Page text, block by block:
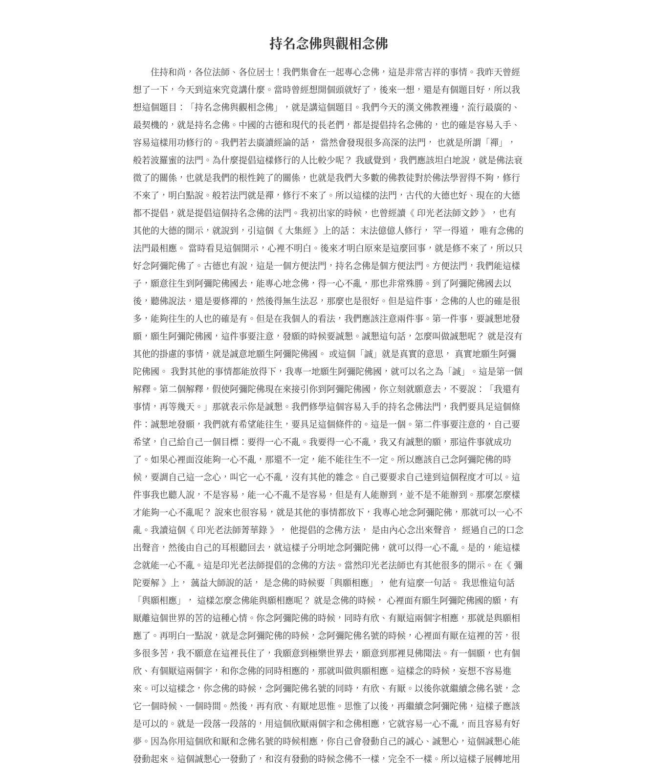
持名念佛與觀相念佛
住持和尚，各位法師、各位居士！我們集會在一起專心念佛，這是非常吉祥的事情。我昨天曾經
想了一下，今天到這來究竟講什麼。當時曾經想開個頭就好了，後來一想，還是有個題目好，所以我
想這個題目：「持名念佛與觀相念佛」，就是講這個題目。我們今天的漢文佛教裡邊，流行最廣的、
最契機的，就是持名念佛。中國的古德和現代的長老們，都是提倡持名念佛的，也的確是容易入手、
容易這樣用功修行的。我們若去廣讀經論的話， 當然會發現很多高深的法門， 也就是所謂「禪」，
般若波羅蜜的法門。為什麼提倡這樣修行的人比較少呢？ 我感覺到，我們應該坦白地說，就是佛法衰
微了的關係，也就是我們的根性鈍了的關係，也就是我們大多數的佛教徒對於佛法學習得不夠，修行
不來了，明白點說。般若法門就是禪，修行不來了。所以這樣的法門，古代的大德也好、現在的大德
都不提倡，就是提倡這個持名念佛的法門。我初出家的時候，也曾經讀《 印光老法師文鈔 》，也有
其他的大德的開示，就說到，引這個《 大集經 》上的話： 末法億億人修行， 罕一得道， 唯有念佛的
法門最相應。 當時看見這個開示，心裡不明白。後來才明白原來是這麼回事，就是修不來了，所以只
好念阿彌陀佛了。古德也有說，這是一個方便法門，持名念佛是個方便法門。方便法門，我們能這樣
子，願意往生到阿彌陀佛國去，能專心地念佛，得一心不亂，那也非常殊勝。到了阿彌陀佛國去以
後，聽佛說法，還是要修禪的，然後得無生法忍，那麼也是很好。但是這件事，念佛的人也的確是很
多，能夠往生的人也的確是有。但是在我個人的看法，我們應該注意兩件事。第一件事，要誠懇地發
願，願生阿彌陀佛國，這件事要注意，發願的時候要誠懇。誠懇這句話，怎麼叫做誠懇呢？ 就是沒有
其他的掛慮的事情，就是誠意地願生阿彌陀佛國。 或這個「誠」就是真實的意思， 真實地願生阿彌
陀佛國。 我對其他的事情都能放得下，我專一地願生阿彌陀佛國，就可以名之為「誠」。這是第一個
解釋。第二個解釋，假使阿彌陀佛現在來接引你到阿彌陀佛國，你立刻就願意去，不要說：「我還有
事情，再等幾天。」那就表示你是誠懇。我們修學這個容易入手的持名念佛法門，我們要具足這個條
件：誠懇地發願，我們就有希望能往生，要具足這個條件的。這是一個。第二件事要注意的，自己要
希望，自己給自己一個目標：要得一心不亂。我要得一心不亂，我又有誠懇的願，那這件事就成功
了。如果心裡面沒能夠一心不亂，那還不一定，能不能往生不一定。所以應該自己念阿彌陀佛的時
候，要調自己這一念心，叫它一心不亂，沒有其他的雜念。自己要要求自己達到這個程度才可以。這
件事我也聽人說，不是容易，能一心不亂不是容易，但是有人能辦到，並不是不能辦到。那麼怎麼樣
才能夠一心不亂呢？ 說來也很容易，就是其他的事情都放下，我專心地念阿彌陀佛，那就可以一心不
亂。我讀這個《 印光老法師菁華錄 》， 他提倡的念佛方法， 是由內心念出來聲音， 經過自己的口念
出聲音，然後由自己的耳根聽回去，就這樣子分明地念阿彌陀佛，就可以得一心不亂。是的，能這樣
念就能一心不亂。這是印光老法師提倡的念佛的方法。當然印光老法師也有其他很多的開示。在《 彌
陀要解 》上， 蕅益大師說的話， 是念佛的時候要「與願相應」， 他有這麼一句話。 我思惟這句話
「與願相應」， 這樣怎麼念佛能與願相應呢？ 就是念佛的時候， 心裡面有願生阿彌陀佛國的願，有
厭離這個世界的苦的這種心情。你念阿彌陀佛的時候，同時有欣、有厭這兩個字相應，那就是與願相
應了。再明白一點說，就是念阿彌陀佛的時候，念阿彌陀佛名號的時候，心裡面有厭在這裡的苦，很
多很多苦，我不願意在這裡長住了，我願意到極樂世界去，願意到那裡見佛聞法。有一個願，也有個
欣、有個厭這兩個字，和你念佛的同時相應的，那就叫做與願相應。這樣念的時候，妄想不容易進
來。可以這樣念，你念佛的時候，念阿彌陀佛名號的同時，有欣、有厭。以後你就繼續念佛名號，念
它一個時候、一個時間。然後，再有欣、有厭地思惟。思惟了以後，再繼續念阿彌陀佛，這樣子應該
是可以的。就是一段落一段落的，用這個欣厭兩個字和念佛相應，它就容易一心不亂，而且容易有好
夢。因為你用這個欣和厭和念佛名號的時候相應，你自己會發動自己的誠心、誠懇心，這個誠懇心能
發動起來。這個誠懇心一發動了，和沒有發動的時候念佛不一樣，完全不一樣。所以這樣子展轉地用